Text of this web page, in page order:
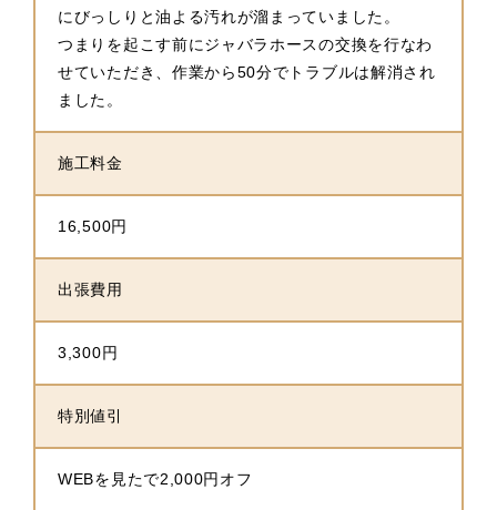
にびっしりと油よる汚れが溜まっていました。
つまりを起こす前にジャバラホースの交換を行なわ
せていただき、作業から50分でトラブルは解消され
ました。
施工料金
16,500円
出張費用
3,300円
特別値引
WEBを見たで2,000円オフ